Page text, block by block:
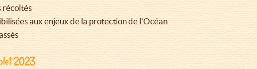
récoltés
aux enjeux de la protection de l'Océan
2023